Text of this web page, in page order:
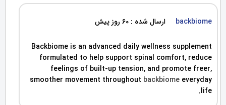
backbiome ارسال شده : 60 روز پیش
Backbiome is an advanced daily wellness supplement
formulated to help support spinal comfort, reduce
feelings of built-up tension, and promote freer,
smoother movement throughout backbiome everyday
life.